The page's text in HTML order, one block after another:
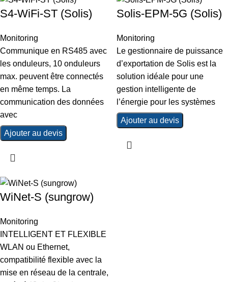
S4-WiFi-ST (Solis)
Monitoring
Communique en RS485 avec
les onduleurs, 10 onduleurs
max. peuvent être connectés
en même temps. La
communication des données
avec
Ajouter au devis
Solis-EPM-5G (Solis)
Monitoring
Le gestionnaire de puissance
d’exportation de Solis est la
solution idéale pour une
gestion intelligente de
l’énergie pour les systèmes
Ajouter au devis
WiNet-S (sungrow)
Monitoring
INTELLIGENT ET FLEXIBLE
WLAN ou Ethernet,
compatibilité flexible avec la
mise en réseau de la centrale,